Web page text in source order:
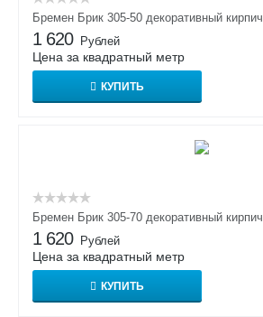
Бремен Брик 305-50 декоративный кирпич
1 620 Рублей
Цена за квадратный метр
КУПИТЬ
Бремен Брик 305-70 декоративный кирпич
1 620 Рублей
Цена за квадратный метр
КУПИТЬ